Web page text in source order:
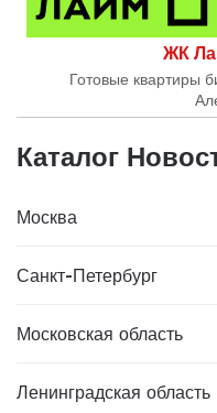
ЖК
Готовые квартиры
Каталог
Москва
Санкт-Петербург
Московская область
Ленинградская область